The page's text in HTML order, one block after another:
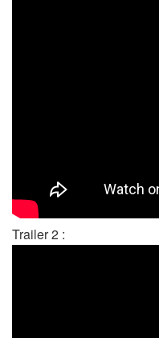
Trailer 2 :